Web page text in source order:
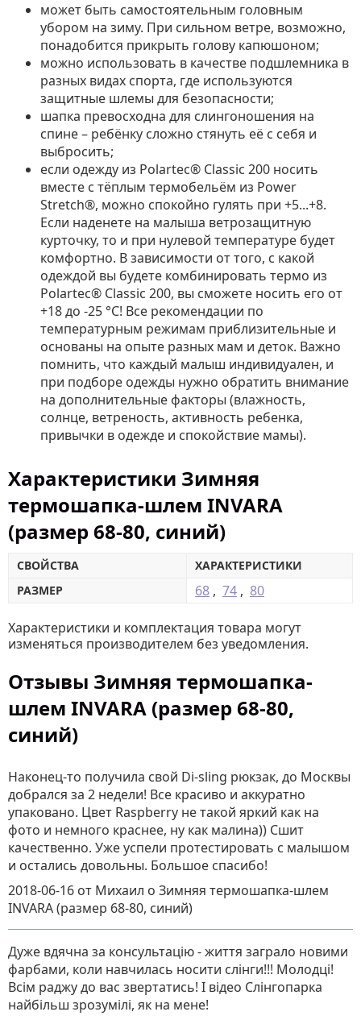
может быть самостоятельным головным
убором на зиму. При сильном ветре, возможно,
понадобится прикрыть голову капюшоном;
можно использовать в качестве подшлемника в
разных видах спорта, где используются
защитные шлемы для безопасности;
шапка превосходна для слингоношения на
спине – ребёнку сложно стянуть её с себя и
выбросить;
если одежду из Polartec® Classic 200 носить
вместе с тёплым термобельём из Power
Stretch®, можно спокойно гулять при +5...+8.
Если наденете на малыша ветрозащитную
курточку, то и при нулевой температуре будет
комфортно. В зависимости от того, с какой
одеждой вы будете комбинировать термо из
Polartec® Classic 200, вы сможете носить его от
+18 до -25 °С! Все рекомендации по
температурным режимам приблизительные и
основаны на опыте разных мам и деток. Важно
помнить, что каждый малыш индивидуален, и
при подборе одежды нужно обратить внимание
на дополнительные факторы (влажность,
солнце, ветреность, активность ребенка,
привычки в одежде и спокойствие мамы).
Характеристики Зимняя
термошапка-шлем INVARA
(размер 68-80, синий)
СВОЙСТВА
ХАРАКТЕРИСТИКИ
РАЗМЕР
68 , 74 , 80
Характеристики и комплектация товара могут
изменяться производителем без уведомления.
Отзывы Зимняя термошапка-
шлем INVARA (размер 68-80,
синий)
Наконец-то получила свой Di-sling рюкзак, до Москвы
добрался за 2 недели! Все красиво и аккуратно
упаковано. Цвет Raspberry не такой яркий как на
фото и немного краснее, ну как малина)) Сшит
качественно. Уже успели протестировать с малышом
и остались довольны. Большое спасибо!
2018-06-16 от Михаил о Зимняя термошапка-шлем
INVARA (размер 68-80, синий)
Дуже вдячна за консультацію - життя заграло новими
фарбами, коли навчилась носити слінги!!! Молодці!
Всім раджу до вас звертатись! І відео Слінгопарка
найбільш зрозумілі, як на мене!